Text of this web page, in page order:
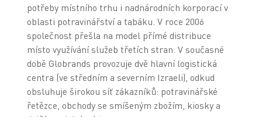
potřeby místního trhu i nadnárodních korporací v
oblasti potravinářství a tabáku. V roce 2006
společnost přešla na model přímé distribuce
místo využívání služeb třetích stran. V současné
době Globrands provozuje dvě hlavní logistická
centra (ve středním a severním Izraeli), odkud
obsluhuje širokou síť zákazníků: potravinářské
řetězce, obchody se smíšeným zbožím, kiosky a